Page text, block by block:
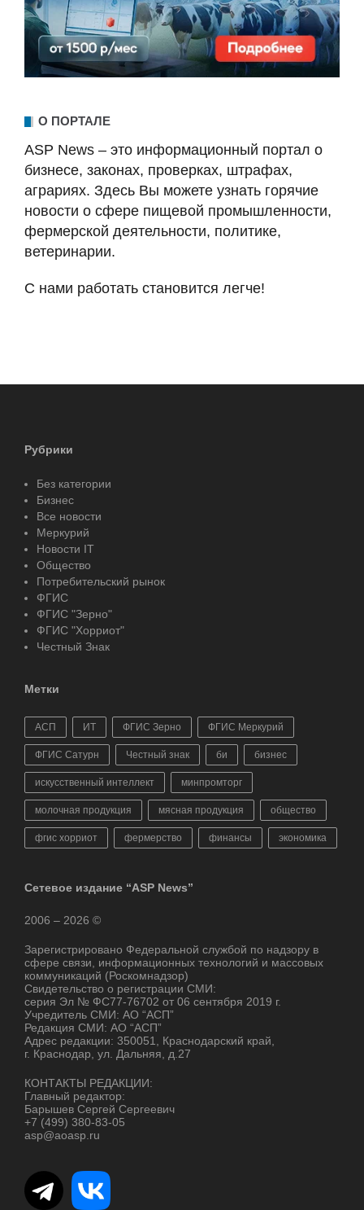
О ПОРТАЛЕ
ASP News – это информационный портал о
бизнесе, законах, проверках, штрафах,
аграриях. Здесь Вы можете узнать горячие
новости о сфере пищевой промышленности,
фермерской деятельности, политике,
ветеринарии.
С нами работать становится легче!
Рубрики
Без категории
Бизнес
Все новости
Меркурий
Новости IT
Общество
Потребительский рынок
ФГИС
ФГИС "Зерно"
ФГИС "Хорриот"
Честный Знак
Метки
АСП ИТ ФГИС Зерно ФГИС Меркурий
ФГИС Сатурн Честный знак би бизнес
искусственный интеллект минпромторг
молочная продукция мясная продукция общество
фгис хорриот фермерство финансы экономика
Сетевое издание “ASP News”
2006 – 2026 ©
Зарегистрировано Федеральной службой по надзору в
сфере связи, информационных технологий и массовых
коммуникаций (Роскомнадзор)
Свидетельство о регистрации СМИ:
серия Эл № ФС77-76702 от 06 сентября 2019 г.
Учредитель СМИ: АО “АСП”
Редакция СМИ: АО “АСП”
Адрес редакции: 350051, Краснодарский край,
г. Краснодар, ул. Дальняя, д.27
КОНТАКТЫ РЕДАКЦИИ:
Главный редактор:
Барышев Сергей Сергеевич
+7 (499) 380-83-05
asp@aoasp.ru